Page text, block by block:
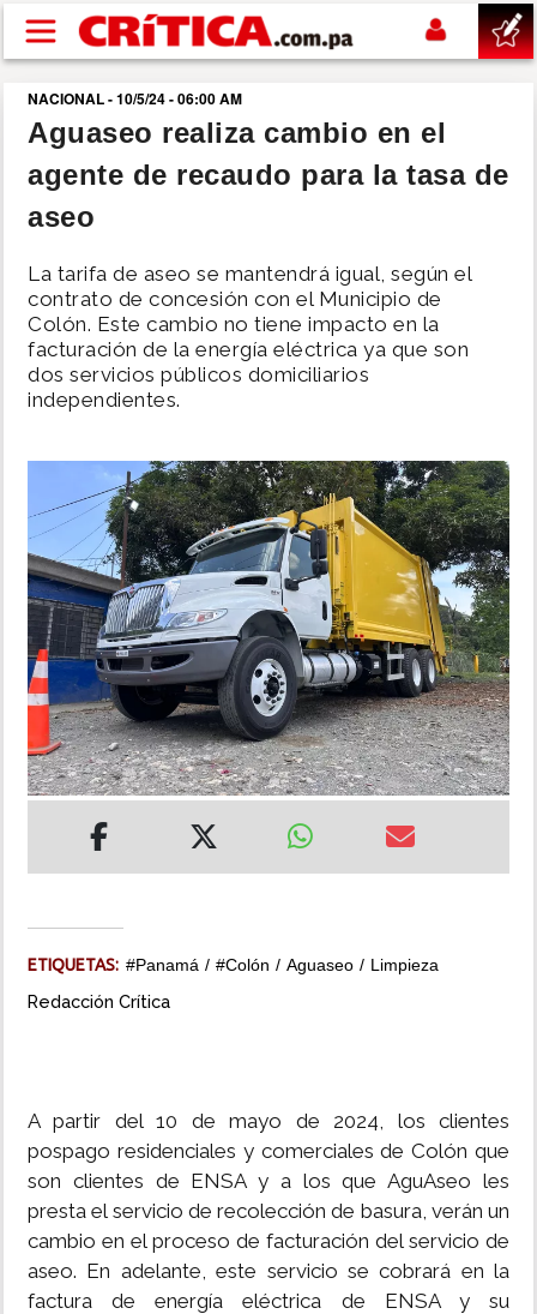
Pasar al contenido principal
buscar
SUCESOS
POLÍTICA
SHOW
MUNDO
INSÓLITAS
MULTIMEDIA
IMPRESO
NACIONAL - 10/5/24 - 06:00 AM
Aguaseo realiza cambio en el
agente de recaudo para la tasa de
aseo
La tarifa de aseo se mantendrá igual, según el
contrato de concesión con el Municipio de
Colón. Este cambio no tiene impacto en la
facturación de la energía eléctrica ya que son
dos servicios públicos domiciliarios
independientes.
ETIQUETAS: #Panamá #Colón Aguaseo Limpieza
Redacción Crítica
A partir del 10 de mayo de 2024, los clientes
pospago residenciales y comerciales de Colón que
son clientes de ENSA y a los que AguAseo les
presta el servicio de recolección de basura, verán un
cambio en el proceso de facturación del servicio de
aseo. En adelante, este servicio se cobrará en la
factura de energía eléctrica de ENSA y su